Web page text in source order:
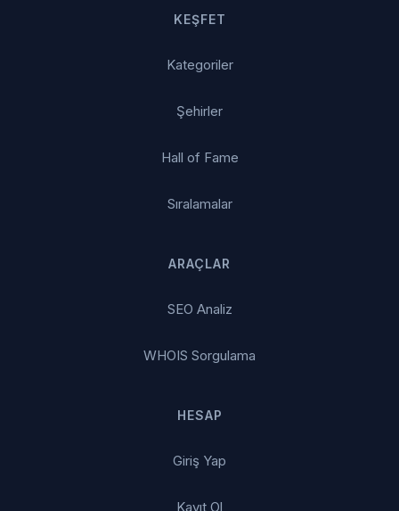
KEŞFET
Kategoriler
Şehirler
Hall of Fame
Sıralamalar
ARAÇLAR
SEO Analiz
WHOIS Sorgulama
HESAP
Giriş Yap
Kayıt Ol